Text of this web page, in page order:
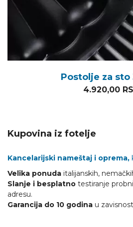
Postolje za sto
4.920,00
Kupovina iz fotelje
Kancelarijski nameštaj i oprema,
Velika ponuda italijanskih,
Slanje i besplatno testiranje
adresu.
Garancija do 10 godina u